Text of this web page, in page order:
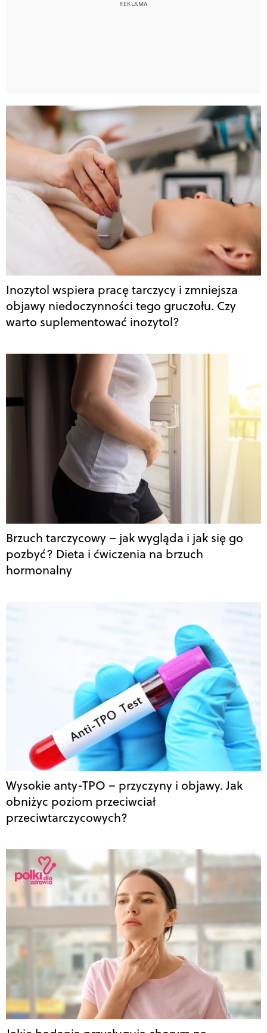
Inozytol wspiera pracę tarczycy i zmniejsza
objawy niedoczynności tego gruczołu. Czy
warto suplementować inozytol?
Brzuch tarczycowy – jak wygląda i jak się go
pozbyć? Dieta i ćwiczenia na brzuch
hormonalny
Wysokie anty-TPO – przyczyny i objawy. Jak
obniżyc poziom przeciwciał
przeciwtarczycowych?